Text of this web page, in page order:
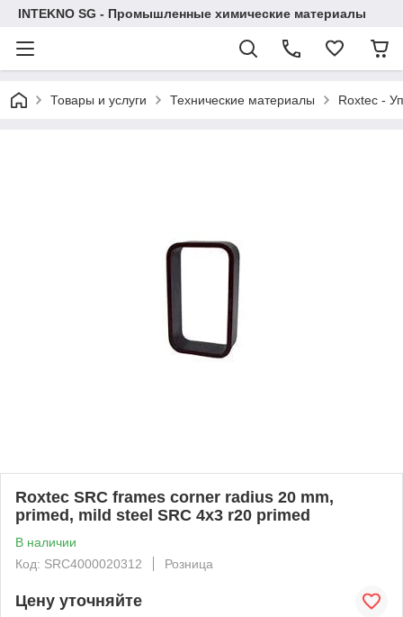
INTEKNO SG - Промышленные химические материалы
Товары и услуги Технические материалы Roxtec -
Roxtec SRC frames corner radius 20 mm,
primed, mild steel SRC 4x3 r20 primed
В наличии
Код: SRC4000020312
Розница
Цену уточняйте